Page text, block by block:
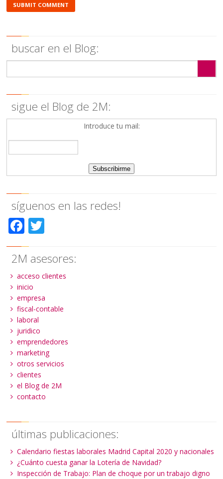
buscar en el Blog:
sigue el Blog de 2M:
Introduce tu mail:
síguenos en las redes!
Facebook
2M asesores:
acceso clientes
inicio
empresa
fiscal-contable
laboral
juridico
emprendedores
marketing
otros servicios
clientes
el Blog de 2M
contacto
últimas publicaciones:
Calendario fiestas laborales Madrid Capital 2020 y nacionales
¿Cuánto cuesta ganar la Lotería de Navidad?
Inspección de Trabajo: Plan de choque por un trabajo digno